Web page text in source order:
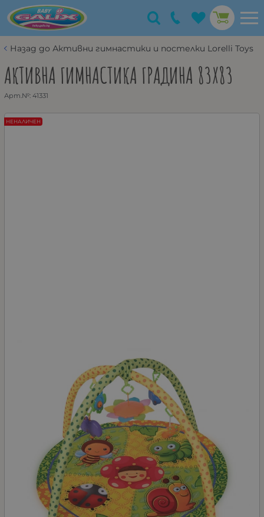
Назад до Активни гимнастики и постелки Lorelli Toys
АКТИВНА ГИМНАСТИКА ГРАДИНА 83Х83
Арт.№: 41331
НЕНАЛИЧЕН